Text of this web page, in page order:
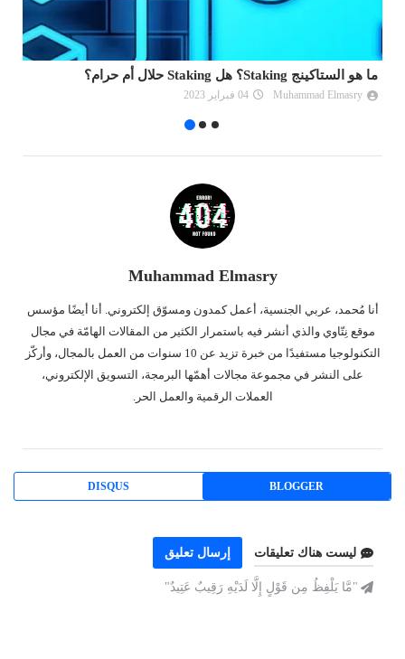
ما هو الستاكينج Staking؟ هل Staking حلال أم حرام؟
Muhammad Elmasry 04 فبراير 2023
Muhammad Elmasry
أنا مُحمد، عربي الجنسية، أعمل كمدون ومسوّق إلكتروني. أنا أيضًا مؤسس
موقع نِتّاوي والذي أنشر فيه باستمرار الكثير من المقالات الهامّة في مجال
التكنولوجيا مستفيدًا من خبرة تزيد عن 10 سنوات من العمل بالمجال، وأركّز
على النشر في مجموعة مجالات أهمّها البرمجة، التسويق الإلكتروني،
العملات الرقمية والعمل الحر.
BLOGGER
DISQUS
ليست هناك تعليقات إرسال تعليق
"مَّا يَلْفِظُ مِن قَوْلٍ إِلَّا لَدَيْهِ رَقِيبٌ عَتِيدٌ"